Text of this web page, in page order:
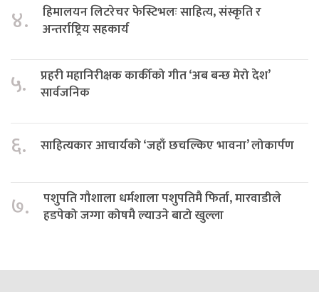
४.
हिमालयन लिटरेचर फेस्टिभलः साहित्य, संस्कृति र
अन्तर्राष्ट्रिय सहकार्य
५.
प्रहरी महानिरीक्षक कार्कीको गीत ‘अब बन्छ मेरो देश’
सार्वजनिक
६. साहित्यकार आचार्यको ‘जहाँ छचल्किए भावना’ लोकार्पण
७.
पशुपति गौशाला धर्मशाला पशुपतिमै फिर्ता, मारवाडीले
हडपेको जग्गा कोषमै ल्याउने बाटो खुल्ला